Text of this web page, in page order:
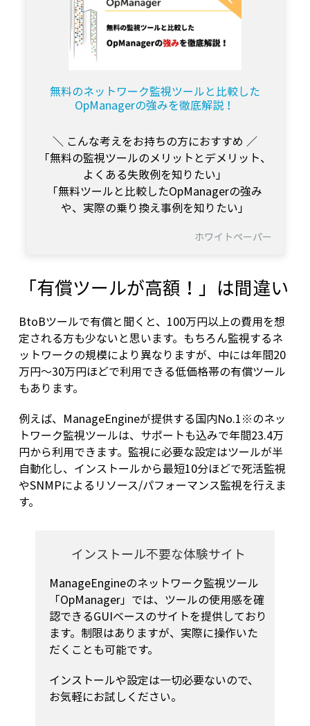
無料のネットワーク監視ツールと比較した
OpManagerの強みを徹底解説！
＼ こんな考えをお持ちの方におすすめ ／
「無料の監視ツールのメリットとデメリット、
よくある失敗例を知りたい」
「無料ツールと比較したOpManagerの強み
や、実際の乗り換え事例を知りたい」
ホワイトペーパー
「有償ツールが高額！」は間違い
BtoBツールで有償と聞くと、100万円以上の費用を想
定される方も少ないと思います。もちろん監視するネ
ットワークの規模により異なりますが、中には年間20
万円～30万円ほどで利用できる低価格帯の有償ツール
もあります。
例えば、ManageEngineが提供する国内No.1※のネッ
トワーク監視ツールは、サポートも込みで年間23.4万
円から利用できます。監視に必要な設定はツールが半
自動化し、インストールから最短10分ほどで死活監視
やSNMPによるリソース/パフォーマンス監視を行えま
す。
インストール不要な体験サイト
ManageEngineのネットワーク監視ツール
「OpManager」では、ツールの使用感を確
認できるGUIベースのサイトを提供しており
ます。制限はありますが、実際に操作いた
だくことも可能です。
インストールや設定は一切必要ないので、
お気軽にお試しください。